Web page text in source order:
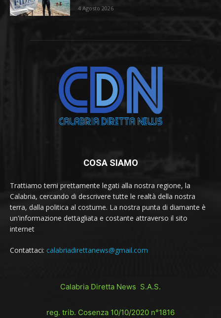
4 Agosto 2026
COSA SIAMO
Trattiamo temi prettamente legati alla nostra regione, la
Calabria, cercando di descrivere tutte le realtà della nostra
terra, dalla politica al costume. La nostra punta di diamante è
un'informazione dettagliata e costante attraverso il sito
internet
Contattaci: calabriadirettanews@gmail.com
Calabria Diretta News S.A.S.
reg. trib. Cosenza 10/10/2020 n°1816